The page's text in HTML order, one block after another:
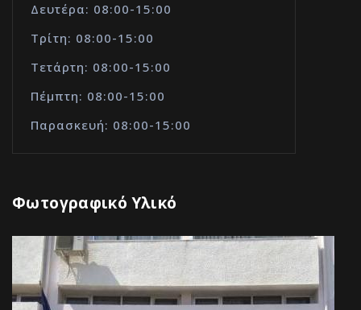
Δευτέρα: 08:00-15:00
Τρίτη: 08:00-15:00
Τετάρτη: 08:00-15:00
Πέμπτη: 08:00-15:00
Παρασκευή: 08:00-15:00
Φωτογραφικό Υλικό